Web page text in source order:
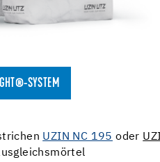
SYSTEM
UZIN NC 195 oder